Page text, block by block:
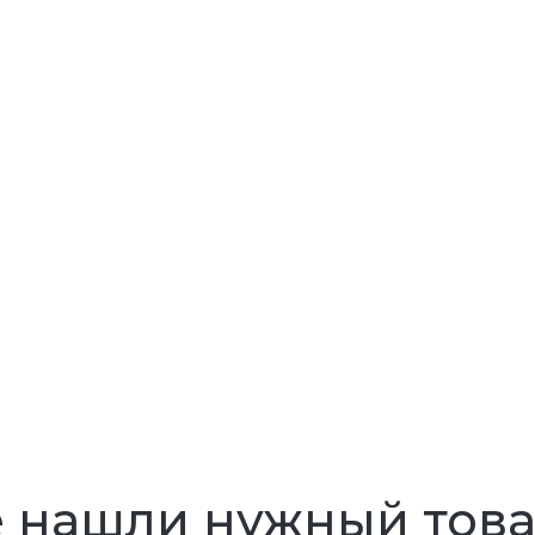
нашли нужный